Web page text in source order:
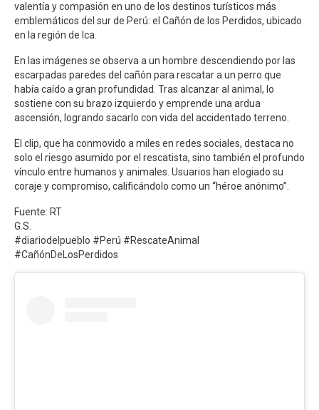
valentía y compasión en uno de los destinos turísticos más
emblemáticos del sur de Perú: el Cañón de los Perdidos, ubicado
en la región de Ica.
En las imágenes se observa a un hombre descendiendo por las
escarpadas paredes del cañón para rescatar a un perro que
había caído a gran profundidad. Tras alcanzar al animal, lo
sostiene con su brazo izquierdo y emprende una ardua
ascensión, logrando sacarlo con vida del accidentado terreno.
El clip, que ha conmovido a miles en redes sociales, destaca no
solo el riesgo asumido por el rescatista, sino también el profundo
vínculo entre humanos y animales. Usuarios han elogiado su
coraje y compromiso, calificándolo como un “héroe anónimo”.
Fuente: RT
G.S.
#diariodelpueblo #Perú #RescateAnimal
#CañónDeLosPerdidos